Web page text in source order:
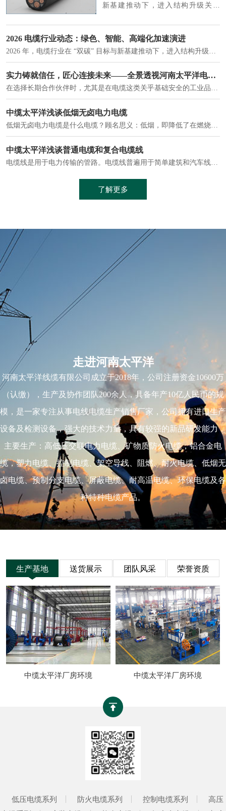
新基建推动下，进入结构升级关键
大清晰趋势，市场格局持续优化。
2026 电缆行业动态：绿色、智能、高端化加速演进
实力铸就信任，匠心连接未来——全景透视河南太平洋电缆厂
在选择长期合作伙伴时，尤其是在电缆这类关乎基础安全的工业品上，供应商的“内在实力”远比一纸报价单更重要。今天，我们邀请您“云参观”河南太平洋电缆厂，透过每一个细节，看我们如何将“可靠”二字，铸入每一米电缆。
中缆太平洋浅谈低烟无卤电力电缆
低烟无卤电力电缆是什么电缆？顾名思义：低烟，即降低了在燃烧时有害物体的产生；卤素对于人体来说是一种有毒气体，无卤就是没有毒气体的释放，通常是针对电缆遇火灾时而言的。低烟无卤电力电缆又可以称之为环保电缆，低烟无卤电缆大多数用于医院和对环境卫生要求比较严格的地方。
中缆太平洋浅谈普通电缆和复合电缆线
电缆线是用于电力传输的管路。电缆线普遍用于简单建筑和汽车线材，作为能源输送缆线，电缆线的复杂结构勿庸置疑。根据目标功能，电缆线具有以下一些特点：建筑用和车用线材要求轻质、大批量生产、价格低廉、具有相当的电学和力学性能和长时间的耐老化性能；工业用线材必须具有符合客户要求的性能；
了解更多
走进河南太平洋
河南太平洋线缆有限公司成立于2018年，公司注册资金10600万
（认缴），生产及协作团队200余人，具备年产10亿人民币的规
模，是一家专注从事电线电缆生产销售厂家，公司拥有进口生产
设备及检测设备，强大的技术力量，具有较强的新品研发能力，
主要生产：高低压交联电力电缆、矿物质防火电缆，铝合金电
缆，塑力电缆、控制电缆、架空导线、阻燃、耐火电缆、低烟无
卤电缆、预制分支电缆、屏蔽电缆、耐高温电缆、环保电缆及各
种特种电缆产品。
生产基地 送货展示 团队风采 荣誉资质
中缆太平洋厂房环境 中缆太平洋厂房环境
低压电缆系列 防火电缆系列 控制电缆系列
高压